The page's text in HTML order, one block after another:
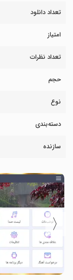
تعداد دانلود
امتیاز
تعداد نظرات
حجم
نوع
دسته‌بندی
سازنده
〈